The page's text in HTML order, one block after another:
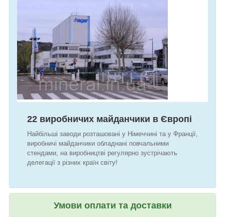
22 виробничих майданчики в Європі
Найбільші заводи розташовані у Німеччині та у Франції,
виробничі майданчики обладнані повчальними
стендами, на виробництві регулярно зустрічають
делегації з різних країн світу!
Умови оплати та доставки